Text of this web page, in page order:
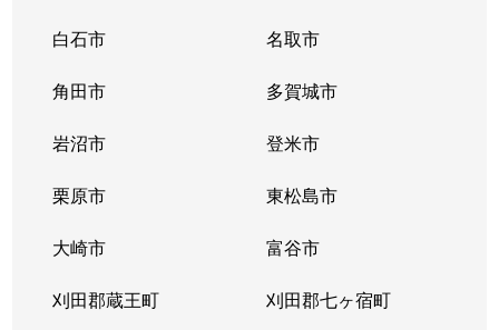
白石市 名取市
角田市 多賀城市
岩沼市 登米市
栗原市 東松島市
大崎市 富谷市
刈田郡蔵王町 刈田郡七ヶ宿町